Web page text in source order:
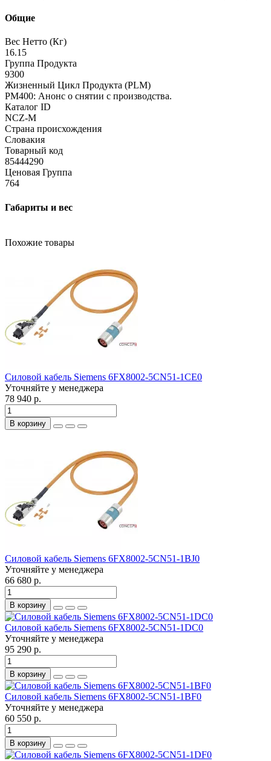
Общие
Вес Нетто (Кг)
16.15
Группа Продукта
9300
Жизненный Цикл Продукта (PLM)
PM400: Анонс о снятии с производства.
Каталог ID
NCZ-M
Страна происхождения
Словакия
Товарный код
85444290
Ценовая Группа
764
Габариты и вес
Похожие товары
Силовой кабель Siemens 6FX8002-5CN51-1CE0
Уточняйте у менеджера
78 940 р.
В корзину
Силовой кабель Siemens 6FX8002-5CN51-1BJ0
Уточняйте у менеджера
66 680 р.
В корзину
Силовой кабель Siemens 6FX8002-5CN51-1DC0
Уточняйте у менеджера
95 290 р.
В корзину
Силовой кабель Siemens 6FX8002-5CN51-1BF0
Уточняйте у менеджера
60 550 р.
В корзину